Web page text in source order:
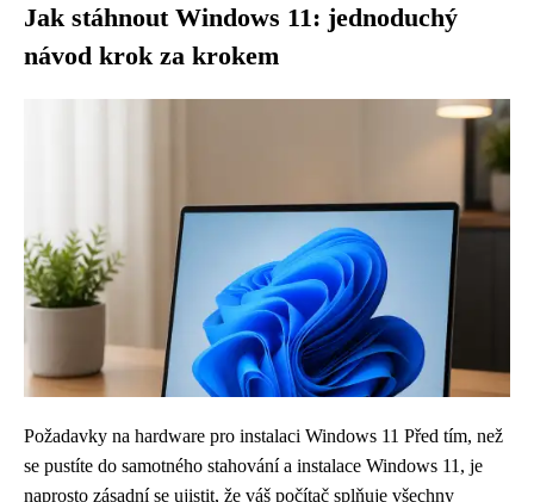
Jak stáhnout Windows 11: jednoduchý
návod krok za krokem
Požadavky na hardware pro instalaci Windows 11 Před tím, než
se pustíte do samotného stahování a instalace Windows 11, je
naprosto zásadní se ujistit, že váš počítač splňuje všechny